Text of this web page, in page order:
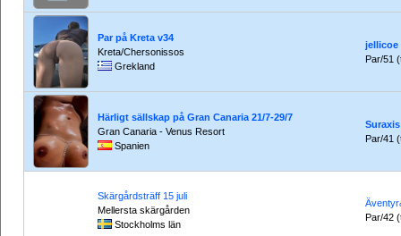
Par på Kreta v34
Kreta/Chersonissos
Grekland
jellicoe
Par/51
Härligt sällskap på Gran Canaria 21/7-29/7
Gran Canaria - Venus Resort
Spanien
Suraxis
Par/41
Skärgårdsträff 15 juli
Mellersta skärgården
Stockholms län
Par/42